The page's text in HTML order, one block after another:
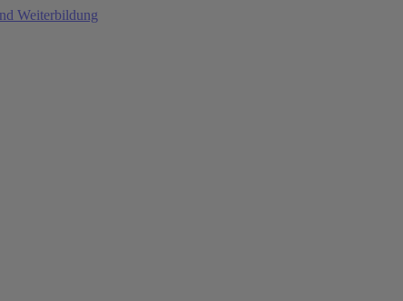
Weiterbildung